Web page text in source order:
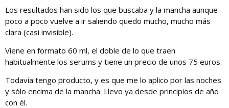
Los resultados han sido los que buscaba y la mancha aunque
poco a poco vuelve a ir saliendo quedo mucho, mucho más
clara (casi invisible).
Viene en formato 60 ml, el doble de lo que traen
habitualmente los serums y tiene un precio de unos 75 euros.
Todavía tengo producto, y es que me lo aplico por las noches
y sólo encima de la mancha. Llevo ya desde principios de año
con él.